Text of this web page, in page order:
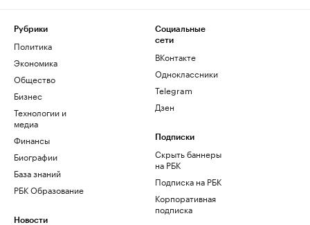
Рубрики
Политика
Экономика
Общество
Бизнес
Технологии и
медиа
Финансы
Биографии
База знаний
РБК Образование
Новости
Социальные
сети
ВКонтакте
Одноклассники
Telegram
Дзен
Подписки
Скрыть баннеры
на РБК
Подписка на РБК
Корпоративная
подписка